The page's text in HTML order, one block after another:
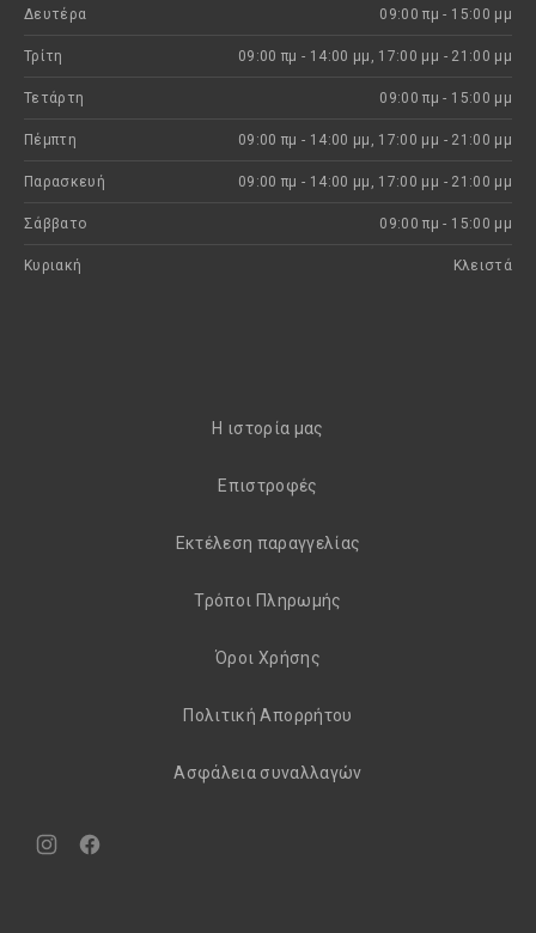
Δευτέρα 09:00 πμ - 15:00 μμ
Τρίτη 09:00 πμ - 14:00 μμ, 17:00 μμ - 21:00 μμ
Τετάρτη 09:00 πμ - 15:00 μμ
Πέμπτη 09:00 πμ - 14:00 μμ, 17:00 μμ - 21:00 μμ
Παρασκευή 09:00 πμ - 14:00 μμ, 17:00 μμ - 21:00 μμ
Σάββατο 09:00 πμ - 15:00 μμ
Κυριακή Kλειστά
H ιστορία μας
Eπιστροφές
Εκτέλεση παραγγελίας
Τρόποι Πληρωμής
Όροι Χρήσης
Πολιτική Απορρήτου
Aσφάλεια συναλλαγών
Νέο
Νέο